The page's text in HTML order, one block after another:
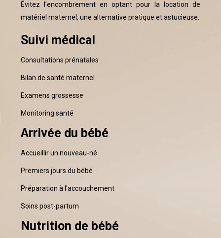
Évitez l’encombrement en optant pour la location de
matériel maternel, une alternative pratique et astucieuse.
Suivi médical
Consultations prénatales
Bilan de santé maternel
Examens grossesse
Monitoring santé
Arrivée du bébé
Accueillir un nouveau-né
Premiers jours du bébé
Préparation à l'accouchement
Soins post-partum
Nutrition de bébé